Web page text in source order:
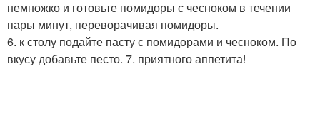
немножко и готовьте помидоры с чесноком в течении
пары минут, переворачивая помидоры.
6. к столу подайте пасту с помидорами и чесноком. По
вкусу добавьте песто. 7. приятного аппетита!